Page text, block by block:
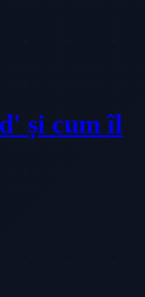
și cum îl